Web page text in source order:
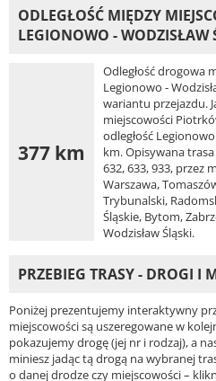
ODLEGŁOŚĆ MIĘDZY
LEGIONOWO - WODZISŁAW
377 km
Odległość drogowa
Legionowo -
wariantu przejazdu.
miejscowości
odległość
km. Opisywana
632, 633, 933, przez
Warszawa,
Trybunalski,
Śląskie, Bytom,
Wodzisław Śląski.
PRZEBIEG TRASY - DROGI I
Poniżej prezentujemy interaktywny
miejscowości są uszeregowane w
pokazujemy drogę (jej nr i rodzaj), a
miniesz jadąc tą drogą na wybranej
o danej drodze czy miejscowości –